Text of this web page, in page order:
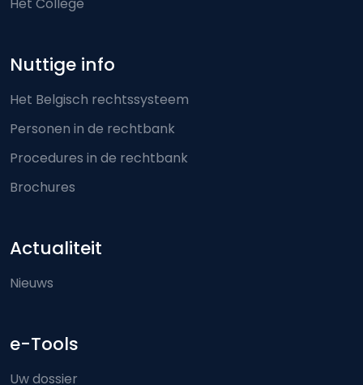
Nuttige info
Het Belgisch rechtssysteem
Personen in de rechtbank
Procedures in de rechtbank
Brochures
Actualiteit
Nieuws
e-Tools
Uw dossier